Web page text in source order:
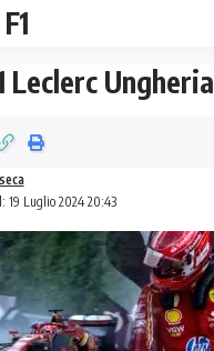
Leclerc Ungheria
19 Luglio 2024 20:43